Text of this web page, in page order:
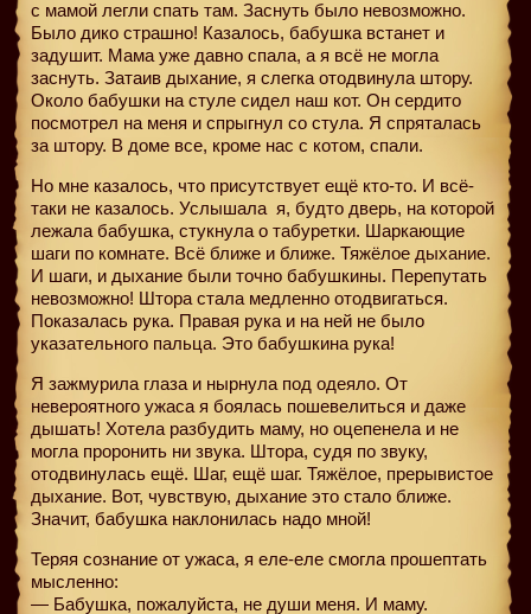
с мамой легли спать там. Заснуть было невозможно.
Было дико страшно! Казалось, бабушка встанет и
задушит. Мама уже давно спала, а я всё не могла
заснуть. Затаив дыхание, я слегка отодвинула штору.
Около бабушки на стуле сидел наш кот. Он сердито
посмотрел на меня и спрыгнул со стула. Я спряталась
за штору. В доме все, кроме нас с котом, спали.
Но мне казалось, что присутствует ещё кто-то. И всё-
таки не казалось. Услышала я, будто дверь, на которой
лежала бабушка, стукнула о табуретки. Шаркающие
шаги по комнате. Всё ближе и ближе. Тяжёлое дыхание.
И шаги, и дыхание были точно бабушкины. Перепутать
невозможно! Штора стала медленно отодвигаться.
Показалась рука. Правая рука и на ней не было
указательного пальца. Это бабушкина рука!
Я зажмурила глаза и нырнула под одеяло. От
невероятного ужаса я боялась пошевелиться и даже
дышать! Хотела разбудить маму, но оцепенела и не
могла проронить ни звука. Штора, судя по звуку,
отодвинулась ещё. Шаг, ещё шаг. Тяжёлое, прерывистое
дыхание. Вот, чувствую, дыхание это стало ближе.
Значит, бабушка наклонилась надо мной!
Теряя сознание от ужаса, я еле-еле смогла прошептать
мысленно:
— Бабушка, пожалуйста, не души меня. И маму.